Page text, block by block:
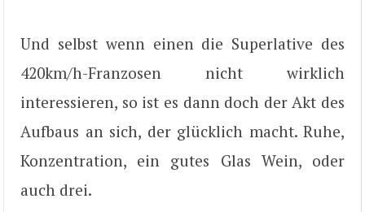
Und selbst wenn einen die Superlative des
420km/h-Franzosen nicht wirklich
interessieren, so ist es dann doch der Akt des
Aufbaus an sich, der glücklich macht. Ruhe,
Konzentration, ein gutes Glas Wein, oder
auch drei.